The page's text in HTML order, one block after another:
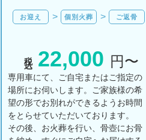
お迎え 個別火葬 ご返骨
22,000 円〜
専用車にて、ご自宅またはご指定の
場所にお伺いします。ご家族様の希
望の形でお別れができるようお時間
をとらせていただいております。
その後、お火葬を行い、骨壺にお骨